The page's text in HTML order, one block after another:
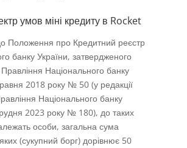
умов міні кредиту в Rocket
Положення про Кредитний реєстр
банку України, затвердженого
Національного банку
2018 року № 50 (у редакції
Національного банку
2023 року № 180), до таких
особи, загальна сума
(сукупний борг) дорівнює 50